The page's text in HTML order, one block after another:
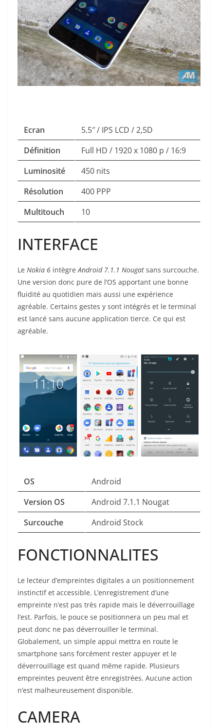
Ecran
5.5″ / IPS LCD / 2,5D
Définition
Full HD / 1920 x 1080 p / 16:9
Luminosité
450 nits
Résolution
400 PPP
Multitouch
10
INTERFACE
Le Nokia 6 intègre Android 7.1.1 Nougat sans surcouche.
Une version donc pure de l’OS apportant une bonne
fluidité au quotidien mais aussi une expérience
agréable. Certains gestes y sont intégrés et le terminal
est lancé sans aucune application tierce. Ce qui est
agréable.
OS
Android
Version OS
Android 7.1.1 Nougat
Surcouche
Android Stock
FONCTIONNALITES
Le lecteur d’empreintes digitales a un positionnement
instinctif et accessible. L’enregistrement d’une
empreinte n’est pas très rapide mais le déverrouillage
l’est. Parfois, le pouce se positionnera un peu mal et
peut donc ne pas déverrouiller le terminal.
Globalement, un simple appui mettra en route le
smartphone sans forcément rester appuyer et le
déverrouillage est quand même rapide. Plusieurs
empreintes peuvent être enregistrées. Aucune action
n’est malheureusement disponible.
CAMERA